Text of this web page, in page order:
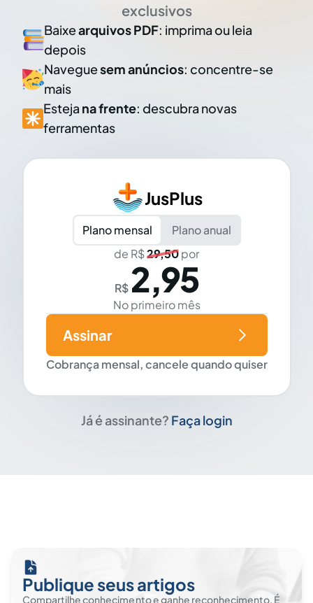
exclusivos
Baixearquivos PDF: imprima ou leia
depois
Naveguesem anúncios: concentre-se
mais
Esteja na frente: descubra novas
ferramentas
JusPlus
Plano mensal
Plano anual
de R$29,50por
R$ 2,95
No primeiro mês
Cobrança mensal, cancele quando quiser
Assinar
Já é assinante? Faça login
Publique seus artigos
Compartilhe conhecimento e ganhe reconhecimento. É